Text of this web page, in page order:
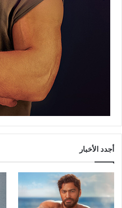
أجدد الأخبار